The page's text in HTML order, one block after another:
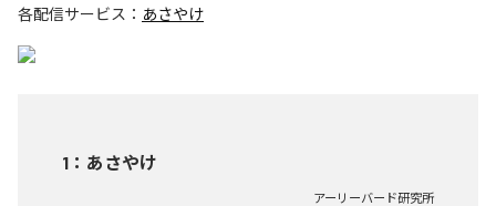
各配信サービス： あさやけ
1 ： あさやけ
アーリーバード研究所